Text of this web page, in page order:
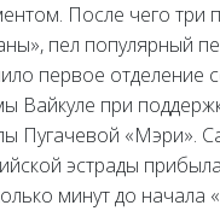
После чего три
пел популярный
первое отделение
Вайкуле при
Пугачевой «Мэри».
эстрады
минут до начала